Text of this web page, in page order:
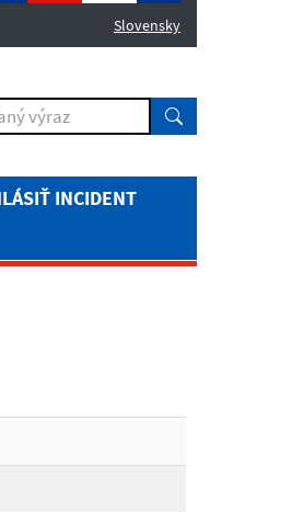
Slovensky
INCIDENT